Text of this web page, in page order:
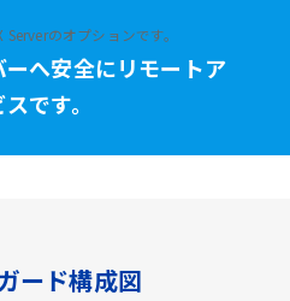
へ安全にリモートア
です。
のオプションです。
ード構成図